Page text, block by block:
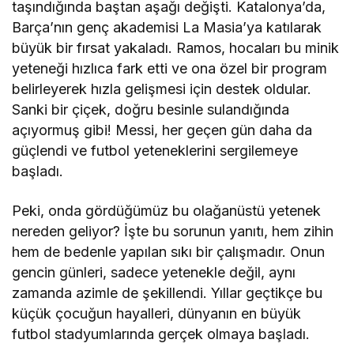
taşındığında baştan aşağı değişti. Katalonya’da,
Barça’nın genç akademisi La Masia’ya katılarak
büyük bir fırsat yakaladı. Ramos, hocaları bu minik
yeteneği hızlıca fark etti ve ona özel bir program
belirleyerek hızla gelişmesi için destek oldular.
Sanki bir çiçek, doğru besinle sulandığında
açıyormuş gibi! Messi, her geçen gün daha da
güçlendi ve futbol yeteneklerini sergilemeye
başladı.
Peki, onda gördüğümüz bu olağanüstü yetenek
nereden geliyor? İşte bu sorunun yanıtı, hem zihin
hem de bedenle yapılan sıkı bir çalışmadır. Onun
gencin günleri, sadece yetenekle değil, aynı
zamanda azimle de şekillendi. Yıllar geçtikçe bu
küçük çocuğun hayalleri, dünyanın en büyük
futbol stadyumlarında gerçek olmaya başladı.